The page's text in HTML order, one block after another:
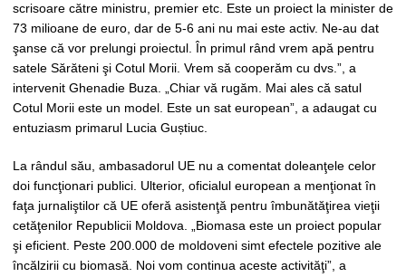
scrisoare către ministru, premier etc. Este un proiect la minister de
73 milioane de euro, dar de 5-6 ani nu mai este activ. Ne-au dat
şanse că vor prelungi proiectul. În primul rând vrem apă pentru
satele Sărăteni şi Cotul Morii. Vrem să cooperăm cu dvs.”, a
intervenit Ghenadie Buza. „Chiar vă rugăm. Mai ales că satul
Cotul Morii este un model. Este un sat european”, a adaugat cu
entuziasm primarul Lucia Guștiuc.
La rândul său, ambasadorul UE nu a comentat doleanţele celor
doi funcţionari publici. Ulterior, oficialul european a menţionat în
faţa jurnaliştilor că UE oferă asistenţă pentru îmbunătăţirea vieţii
cetăţenilor Republicii Moldova. „Biomasa este un proiect popular
şi eficient. Peste 200.000 de moldoveni simt efectele pozitive ale
încălzirii cu biomasă. Noi vom continua aceste activităţi”, a